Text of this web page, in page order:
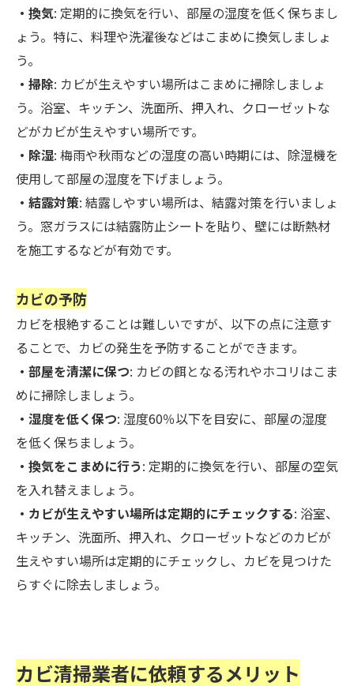
・換気: 定期的に換気を行い、部屋の湿度を低く保ちまし
ょう。特に、料理や洗濯後などはこまめに換気しましょ
う。
・掃除: カビが生えやすい場所はこまめに掃除しましょ
う。浴室、キッチン、洗面所、押入れ、クローゼットな
どがカビが生えやすい場所です。
・除湿: 梅雨や秋雨などの湿度の高い時期には、除湿機を
使用して部屋の湿度を下げましょう。
・結露対策: 結露しやすい場所は、結露対策を行いましょ
う。窓ガラスには結露防止シートを貼り、壁には断熱材
を施工するなどが有効です。
カビの予防
カビを根絶することは難しいですが、以下の点に注意す
ることで、カビの発生を予防することができます。
・部屋を清潔に保つ: カビの餌となる汚れやホコリはこま
めに掃除しましょう。
・湿度を低く保つ: 湿度60％以下を目安に、部屋の湿度
を低く保ちましょう。
・換気をこまめに行う: 定期的に換気を行い、部屋の空気
を入れ替えましょう。
・カビが生えやすい場所は定期的にチェックする: 浴室、
キッチン、洗面所、押入れ、クローゼットなどのカビが
生えやすい場所は定期的にチェックし、カビを見つけた
らすぐに除去しましょう。
カビ清掃業者に依頼するメリット